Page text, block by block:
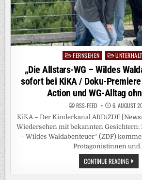
PostedFERNSEHEN
„Die Allstars-WG – Wildes
sofort bei KiKA / Doku-
Action und WG-Alltag
RSS-FEED 6. AUGUST
KiKA – Der Kinderkanal ARD/ZDF
Wiedersehen mit bekannten Gesichtern:
– Wildes Waldabenteuer“ (ZDF)
Protagonistinnen
CONTINUE READING„DIE
WG